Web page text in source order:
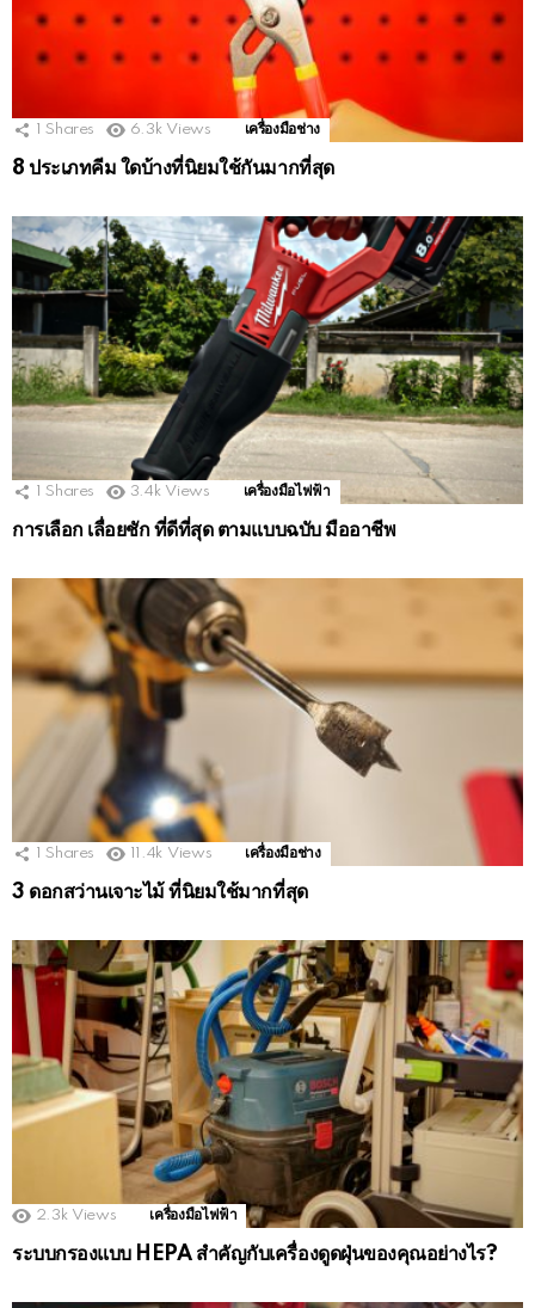
Shares 6.3k Views เครื่องมือช่าง
8 ประเภทคีม ใดบ้างที่นิยมใช้กันมากที่สุด
Shares 3.4k Views เครื่องมือไฟฟ้า
การเลือก เลื่อยชัก ที่ดีที่สุด ตามแบบฉบับ มืออาชีพ
Shares 11.4k Views เครื่องมือช่าง
3 ดอกสว่านเจาะไม้ ที่นิยมใช้มากที่สุด
2.3k Views เครื่องมือไฟฟ้า
ระบบกรองแบบ HEPA สำคัญกับเครื่องดูดฝุ่นของคุณอย่างไร?